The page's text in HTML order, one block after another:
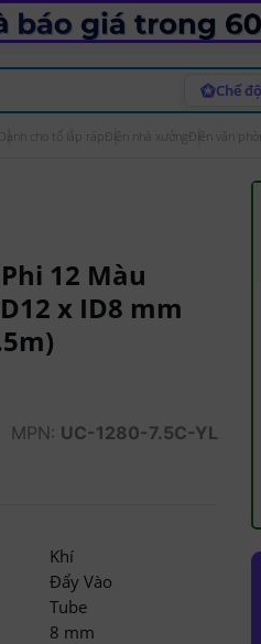
Chế
Dành cho tổ lắp ráp Điện nhà xưởngĐiện văn
12 Màu
x ID8 mm
MPN: UC-1280-7.5C-YL
Khí
Đẩy Vào
Tube
8 mm